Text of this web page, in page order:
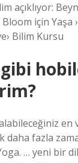
açıklıyor:
için Yaşa
Bilim Kursu
gibi
daha fazla
… yeni bir